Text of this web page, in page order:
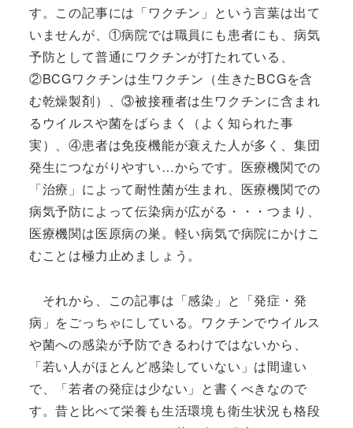
す。この記事には「ワクチン」という言葉は出て
いませんが、①病院では職員にも患者にも、病気
予防として普通にワクチンが打たれている、
②BCGワクチンは生ワクチン（生きたBCGを含
む乾燥製剤）、③被接種者は生ワクチンに含まれ
るウイルスや菌をばらまく（よく知られた事
実）、④患者は免疫機能が衰えた人が多く、集団
発生につながりやすい…からです。医療機関での
「治療」によって耐性菌が生まれ、医療機関での
病気予防によって伝染病が広がる・・・つまり、
医療機関は医原病の巣。軽い病気で病院にかけこ
むことは極力止めましょう。
それから、この記事は「感染」と「発症・発
病」をごっちゃにしている。ワクチンでウイルス
や菌への感染が予防できるわけではないから、
「若い人がほとんど感染していない」は間違い
で、「若者の発症は少ない」と書くべきなので
す。昔と比べて栄養も生活環境も衛生状況も格段